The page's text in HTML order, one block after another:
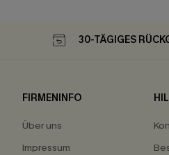
30-TÄGIGES
FIRMENINFO
Über uns
Impressum